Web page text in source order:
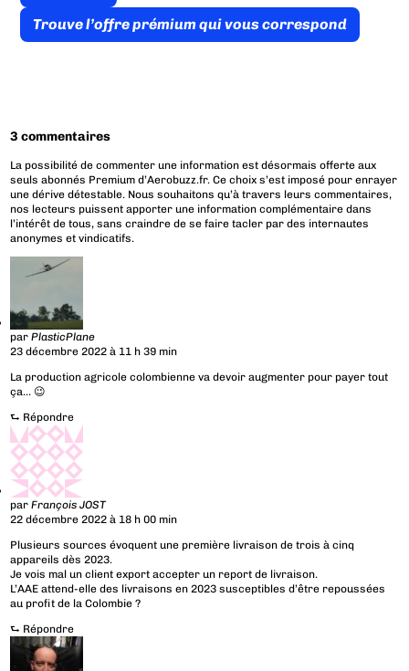
Trouve l’offre prémium qui vous correspond
3 commentaires
La possibilité de commenter une information est désormais offerte aux
seuls abonnés Premium d’Aerobuzz.fr. Ce choix s’est imposé pour enrayer
une dérive détestable. Nous souhaitons qu’à travers leurs commentaires,
nos lecteurs puissent apporter une information complémentaire dans
l’intérêt de tous, sans craindre de se faire tacler par des internautes
anonymes et vindicatifs.
parPlasticPlane
23 décembre 2022 à 11 h 39 min
La production agricole colombienne va devoir augmenter pour payer tout
ça… 😉
⮑ Répondre
parFrançois JOST
22 décembre 2022 à 18 h 00 min
Plusieurs sources évoquent une première livraison de trois à cinq
appareils dès 2023.
Je vois mal un client export accepter un report de livraison.
L’AAE attend-elle des livraisons en 2023 susceptibles d’être repoussées
au profit de la Colombie ?
⮑ Répondre